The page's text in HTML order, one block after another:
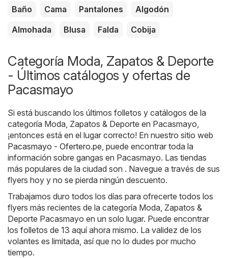
Baño Cama Pantalones
Algodón
Almohada
Blusa Falda Cobija
Categoría Moda, Zapatos & Deporte
- Últimos catálogos y ofertas de
Pacasmayo
Si está buscando los últimos folletos y catálogos de la
categoría Moda, Zapatos & Deporte en Pacasmayo,
¡entonces está en el lugar correcto! En nuestro sitio web
Pacasmayo - Ofertero.pe , puede encontrar toda la
información sobre gangas en Pacasmayo. Las tiendas
más populares de la ciudad son . Navegue a través de sus
flyers hoy y no se pierda ningún descuento.
Trabajamos duro todos los días para ofrecerte todos los
flyers más recientes de la categoría Moda, Zapatos &
Deporte Pacasmayo en un solo lugar. Puede encontrar
los folletos de 13 aquí ahora mismo. La validez de los
volantes es limitada, así que no lo dudes por mucho
tiempo.